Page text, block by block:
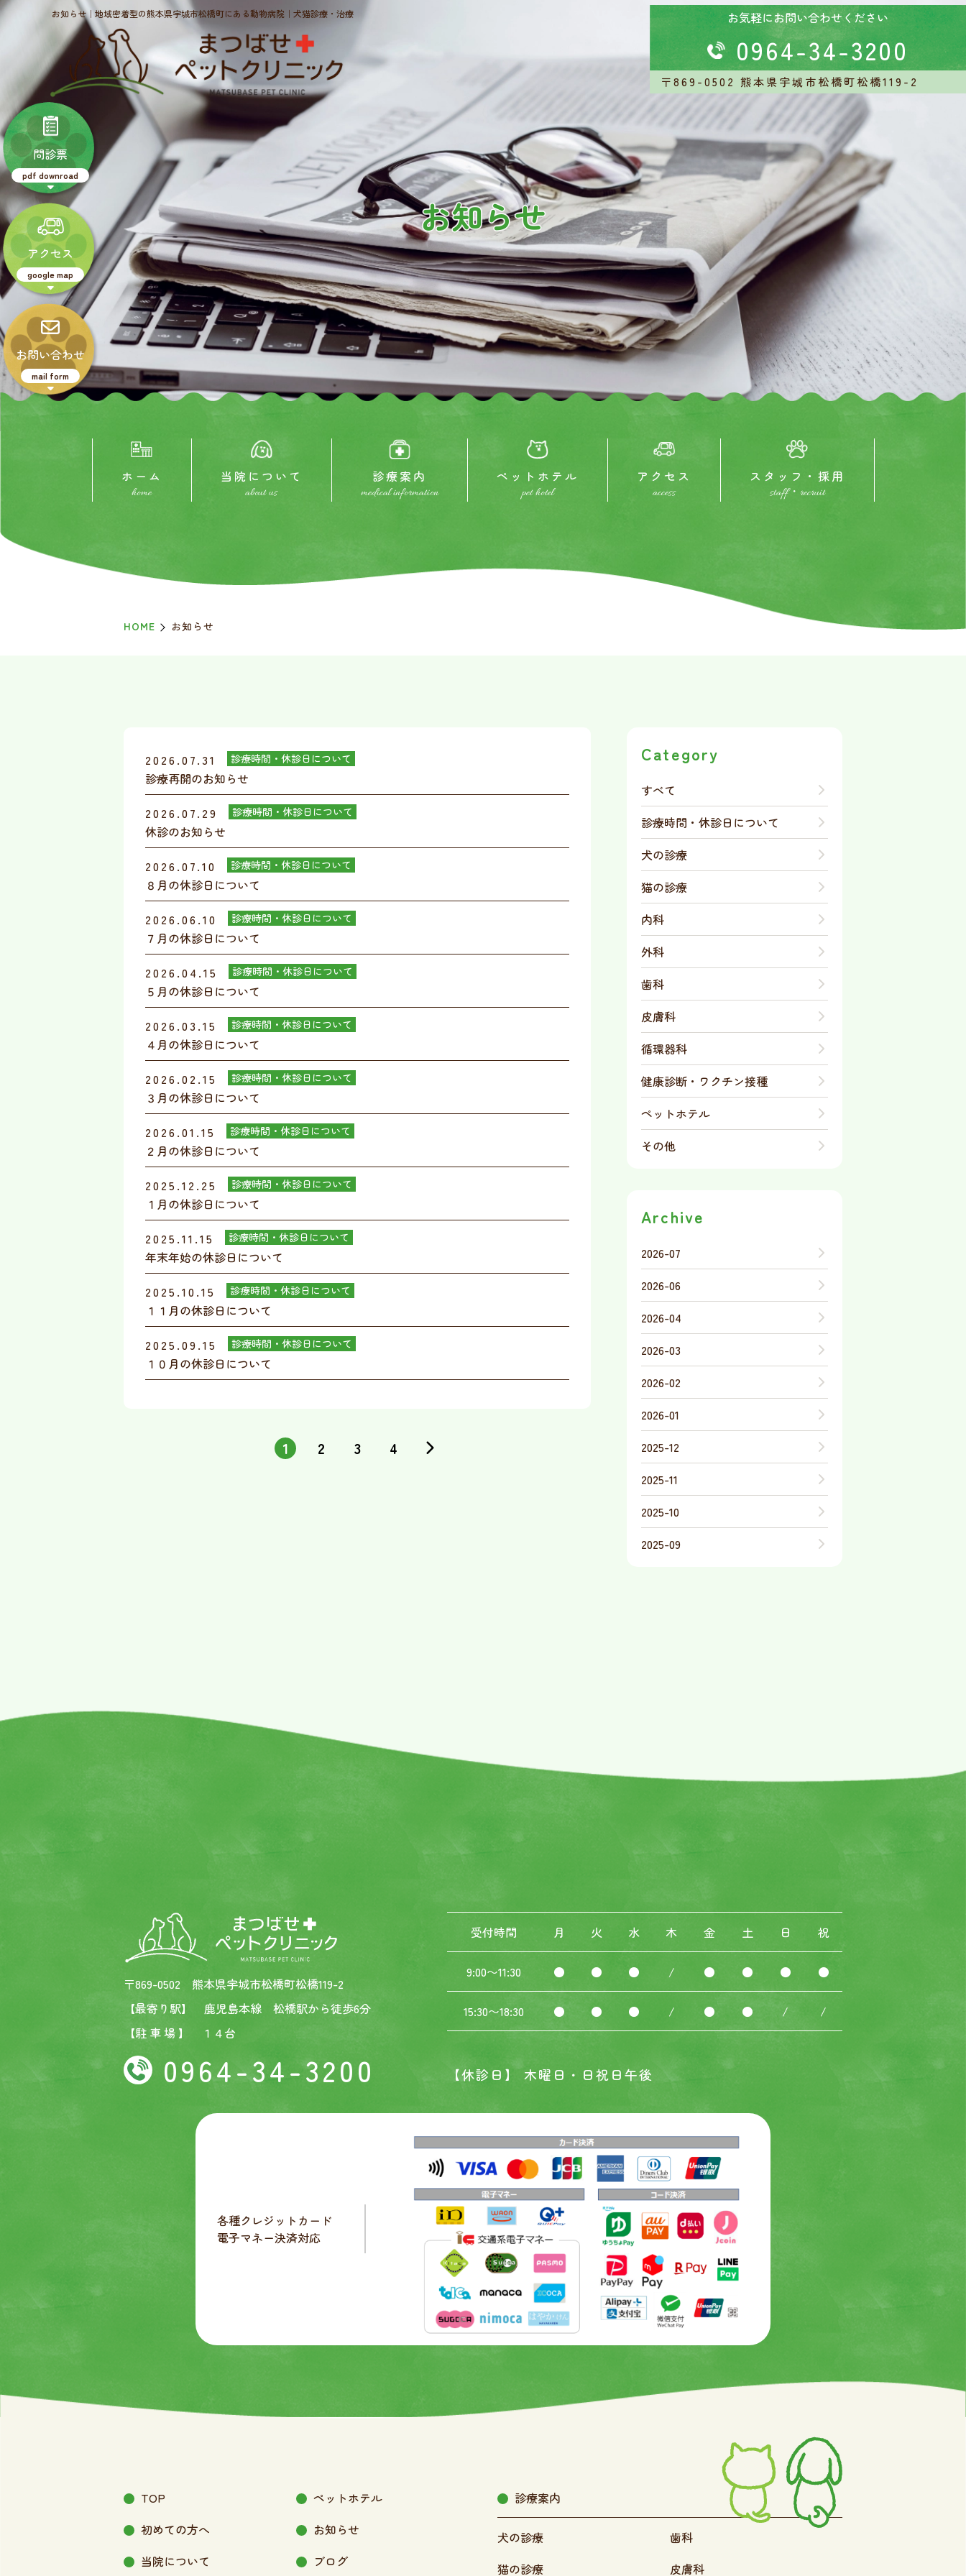
お知らせ｜地域密着型の熊本県宇城市松橋町にある動物病院｜犬猫診療・治療 お気軽にお問い合わせください
0964-34-3200
〒869-0502 熊本県宇城市松橋町松橋119-2
問診票
pdf downroad
アクセス
google map
お問い合わせ
mail form
お知らせ
ホーム
home
当院について
about us
診療案内
medical information
ペットホテル
pet hotel
アクセス
access
スタッフ・採用
staff・recruit
HOME お知らせ
2026.07.31 診療時間・休診日について
診療再開のお知らせ
2026.07.29
診療時間・休診日について
休診のお知らせ
2026.07.10
診療時間・休診日について
８月の休診日について
2026.06.10
診療時間・休診日について
７月の休診日について
2026.04.15
診療時間・休診日について
５月の休診日について
2026.03.15
診療時間・休診日について
４月の休診日について
2026.02.15
診療時間・休診日について
３月の休診日について
2026.01.15
診療時間・休診日について
２月の休診日について
2025.12.25
診療時間・休診日について
１月の休診日について
2025.11.15
診療時間・休診日について
年末年始の休診日について
2025.10.15
診療時間・休診日について
１１月の休診日について
2025.09.15
診療時間・休診日について
１０月の休診日について
1 2 3 4
Category
すべて
診療時間・休診日について
犬の診療
猫の診療
内科
外科
歯科
皮膚科
循環器科
健康診断・ワクチン接種
ペットホテル
その他
Archive
2026-07
2026-06
2026-04
2026-03
2026-02
2026-01
2025-12
2025-11
2025-10
2025-09
〒869-0502 熊本県宇城市松橋町松橋119-2
【最寄り駅】 鹿児島本線 松橋駅から徒歩6分
【駐 車 場 】 １４台
0964-34-3200
受付時間 月 火 水 木 金 土 日 祝
9:00〜11:30 ● ● ● / ● ● ● ●
15:30〜18:30 ● ● ● / ● ● / /
【休診日】 木曜日・日祝日午後
各種クレジットカード
電子マネー決済対応
TOP
初めての方へ
当院について
ペットホテル
お知らせ
ブログ
診療案内
犬の診療
猫の診療
歯科
皮膚科